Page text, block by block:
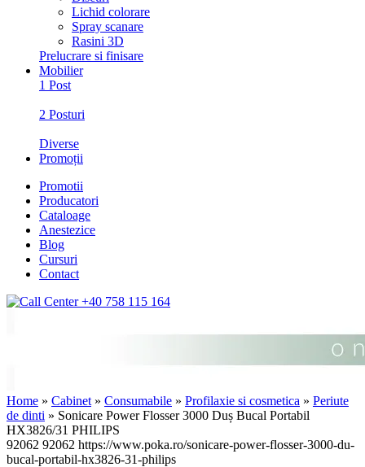
Lichid colorare
Spray scanare
Rasini 3D
Prelucrare si finisare
Mobilier
1 Post
2 Posturi
Diverse
Promoții
Promotii
Producatori
Cataloage
Anestezice
Blog
Cursuri
Contact
+40 758 115 164
Home » Cabinet » Consumabile » Profilaxie si cosmetica » Periute
de dinti » Sonicare Power Flosser 3000 Duș Bucal Portabil
HX3826/31 PHILIPS
92062 92062 https://www.poka.ro/sonicare-power-flosser-3000-du-
bucal-portabil-hx3826-31-philips